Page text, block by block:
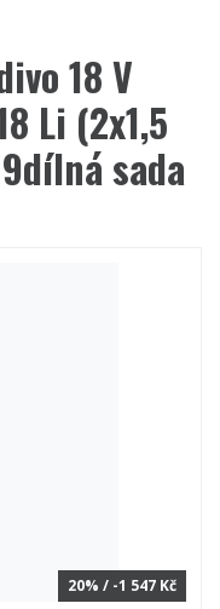
18 V
Li (2x1,5
sada
20% / -1 547 Kč